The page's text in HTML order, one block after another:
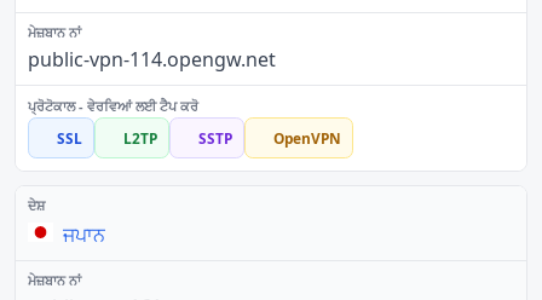
public-vpn-114.opengw.net
SSL L2TP SSTP OpenVPN
ਜਪਾਨ